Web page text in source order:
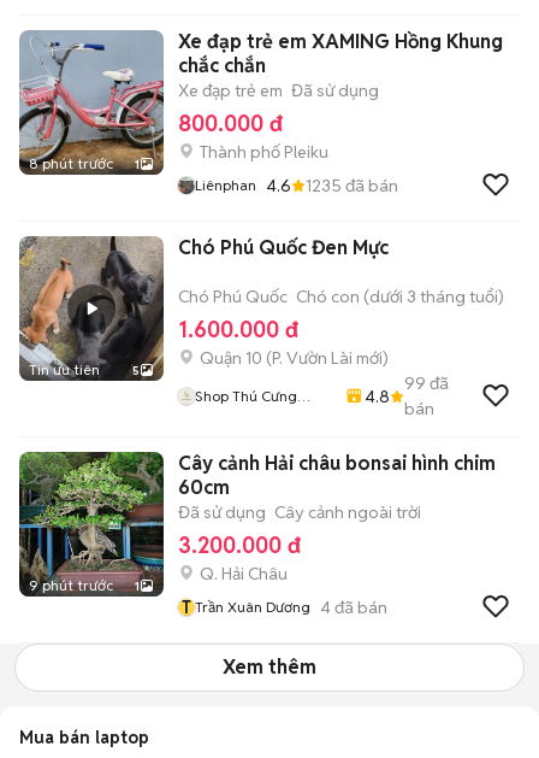
8 phút trước 1
Xe đạp trẻ em XAMING Hồng Khung
chắc chắn
Xe đạp trẻ em Đã sử dụng
800.000 đ
Thành phố Pleiku
Liênphan 4.6 1235 đã bán
Tin ưu tiên 5
Chó Phú Quốc Đen Mực
Chó Phú Quốc Chó con (dưới 3 tháng tuổi)
1.600.000 đ
Quận 10 (P. Vườn Lài mới)
Shop Thú Cưng
4.8
99 đã
bán
9 phút trước 1
Cây cảnh Hải châu bonsai hình chim
60cm
Đã sử dụng Cây cảnh ngoài trời
3.200.000 đ
Q. Hải Châu
T Trần Xuân Dương 4đã bán
Xem thêm
Mua bán laptop